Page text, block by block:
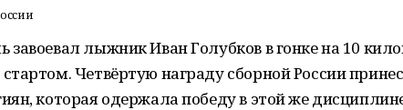
завоевал лыжник Иван Голубков в гонке на 10
Четвёртую награду сборной России
которая одержала победу в этой же